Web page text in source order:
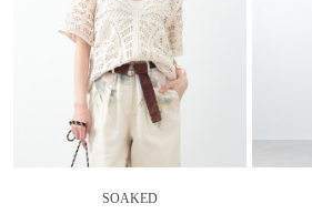
SOAKED